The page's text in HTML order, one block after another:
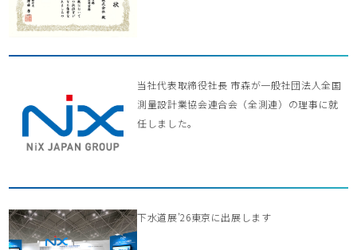
当社代表取締役社長 市森が一般社団法人全国
測量設計業協会連合会（全測連）の理事に就
任しました。
下水道展’26東京に出展します